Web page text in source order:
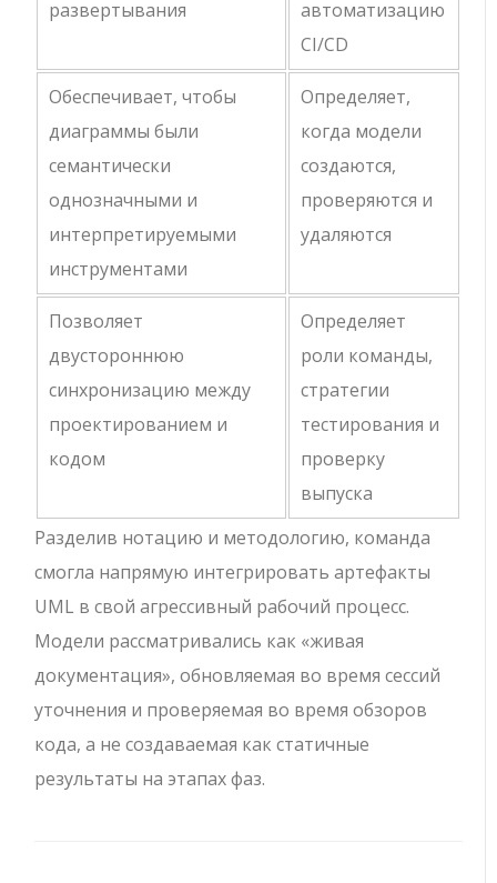
развертывания
автоматизацию
CI/CD
Обеспечивает, чтобы
диаграммы были
семантически
однозначными и
интерпретируемыми
инструментами
Определяет,
когда модели
создаются,
проверяются и
удаляются
Позволяет
двустороннюю
синхронизацию между
проектированием и
кодом
Определяет
роли команды,
стратегии
тестирования и
проверку
выпуска
Разделив нотацию и методологию, команда
смогла напрямую интегрировать артефакты
UML в свой агрессивный рабочий процесс.
Модели рассматривались как «живая
документация», обновляемая во время сессий
уточнения и проверяемая во время обзоров
кода, а не создаваемая как статичные
результаты на этапах фаз.